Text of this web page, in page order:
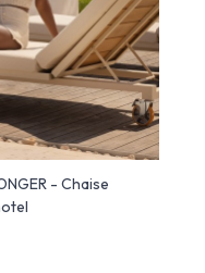
- Chaise